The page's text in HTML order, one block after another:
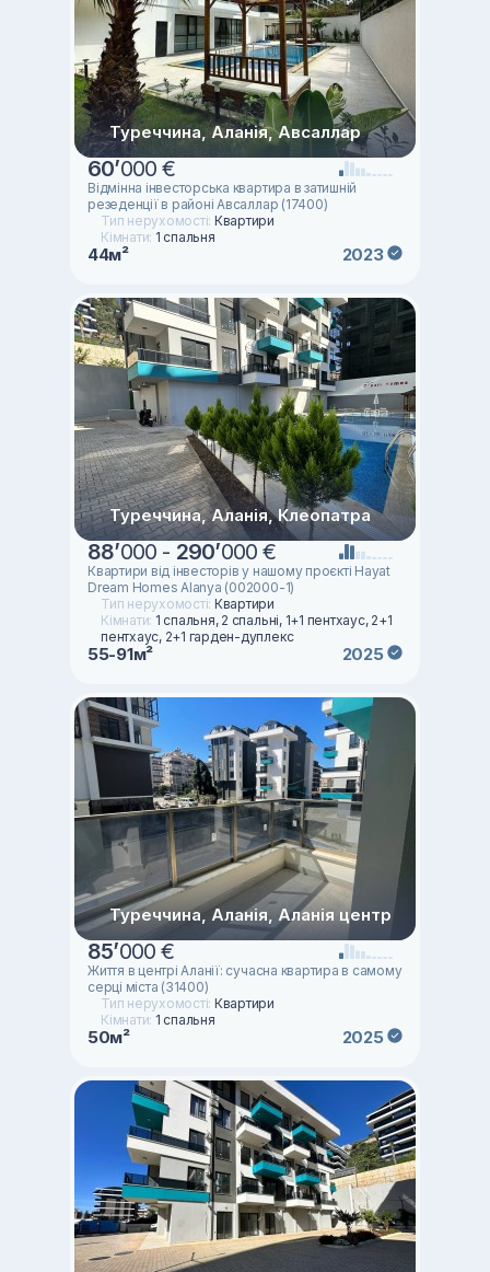
Туреччина, Аланія, Авсаллар
60’000 €
Відмінна інвесторська квартира в затишній
резеденції в районі Авсаллар (17400)
Тип нерухомості: Квартири
Кімнати: 1 спальня
44м² 2023
Туреччина, Аланія, Клеопатра
88’000 - 290’000 €
Квартири від інвесторів у нашому проєкті Hayat
Dream Homes Alanya (002000-1)
Тип нерухомості: Квартири
Кімнати: 1 спальня, 2 спальні, 1+1 пентхаус, 2+1
пентхаус, 2+1 гарден-дуплекс
55-91м² 2025
Туреччина, Аланія, Аланія центр
85’000 €
Життя в центрі Аланії: сучасна квартира в самому
серці міста (31400)
Тип нерухомості: Квартири
Кімнати: 1 спальня
50м² 2025